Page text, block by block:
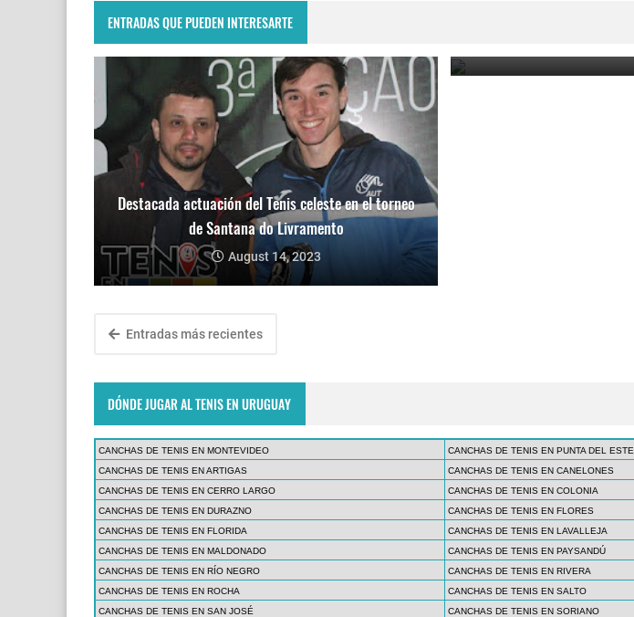
ENTRADAS QUE PUEDEN INTERESARTE
Destacada actuación del Tenis celeste en el torneo
de Santana do Livramento
August 14, 2023
Entradas más recientes
DÓNDE JUGAR AL TENIS EN URUGUAY
CANCHAS DE TENIS EN MONTEVIDEO
CANCHAS DE TENIS EN PUNTA DEL ESTE
CANCHAS DE TENIS EN ARTIGAS
CANCHAS DE TENIS EN CANELONES
CANCHAS DE TENIS EN CERRO LARGO
CANCHAS DE TENIS EN COLONIA
CANCHAS DE TENIS EN DURAZNO
CANCHAS DE TENIS EN FLORES
CANCHAS DE TENIS EN FLORIDA
CANCHAS DE TENIS EN LAVALLEJA
CANCHAS DE TENIS EN MALDONADO
CANCHAS DE TENIS EN PAYSANDÚ
CANCHAS DE TENIS EN RÍO NEGRO
CANCHAS DE TENIS EN RIVERA
CANCHAS DE TENIS EN ROCHA
CANCHAS DE TENIS EN SALTO
CANCHAS DE TENIS EN SAN JOSÉ
CANCHAS DE TENIS EN SORIANO